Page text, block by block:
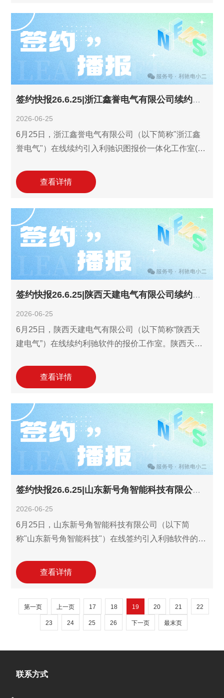
年引入利驰报价工作室，2023年起升级至识图报价一
体化工作室，每年续约持续使用，通过专业的数字化
工具显著提升了业务拓展能力。此次续约将助力鹏城
电气进一步提升从图纸到报价的关键流程数字化效
签约快报26.6.25|浙江鑫誉电气有限公司续约利驰识图报价一体化工作室！
2026-06-25
6月25日，浙江鑫誉电气有限公司（以下简称"浙江鑫
誉电气"）在线续约引入利驰识图报价一体化工作室(报
电气核心业务涵盖配电开关控制设备制造与销售、输
配电及控制设备制造、智能输配电及控制设备销售等
每年持续续约使用，依托该数字化工具已显著提升了
业务拓展能力。此次续约将助力其进一步提升从图纸
到报价的关键流程数字化效率，持续提升电气设备产
品与服务业务的报价效率与核算精度，增
查看详情
签约快报26.6.25|陕西天建电气有限公司续约利驰报价工作室！
2026-06-25
6月25日，陕西天建电气有限公司（以下简称“陕西天
建电气”）在线续约利驰软件的报价工作室。陕西天建
利驰报价工作室年费服务各1个，目前有2个报价工作
室在使用中，依托软件的海量选型数据、快速选型配
次续约合作将进一步优化陕西天建电气在高低压配电
箱、箱式变电站等核心产品的的报价响应速度与精准
度，为市场竞争力注入数字化新动能。
查看详情
签约快报26.6.25|山东新号角智能科技有限公司签约引入利驰设计工作室！
2026-06-25
6月25日，山东新号角智能科技有限公司（以下简
称"山东新号角智能科技"）在线签约引入利驰软件的设
工业自动控制系统装置制造及电气成套设备领域，在
快速发展中面临着设计效率提升与设计数据规范化管
域的长期技术积淀，助力企业推进电气设计数字化，
实现从"经验绘图"到"数据驱动"的转型和报价、设计工
标准化和方案的可
查看详情
第一页 上一页 17 18 19 20 21 22
23 24 25 26 下一页 最末页
联系方式